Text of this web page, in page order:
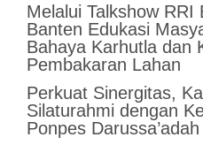
Melalui Talkshow RRI
Banten Edukasi
Bahaya Karhutla dan
Pembakaran Lahan
Perkuat Sinergitas,
Silaturahmi dengan
Ponpes Darussa’adah